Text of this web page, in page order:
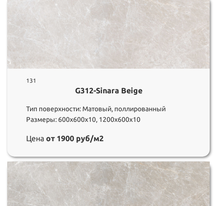
131
G312-Sinara Beige
Тип поверхности: Матовый, поллированный
Размеры: 600х600х10, 1200х600х10
Цена от 1900 руб/м2